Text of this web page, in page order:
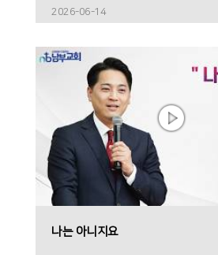
2026-06-14
나는 아니지요